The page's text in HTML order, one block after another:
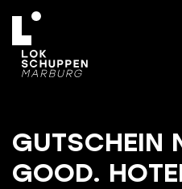
GUTSCHEIN
GOOD.